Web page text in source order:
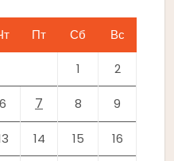
Пт Сб Вс
1 2
6 7 8 9
14 15 16